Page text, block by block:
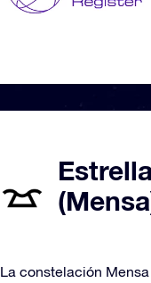
La constelación